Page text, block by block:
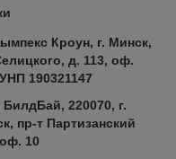
Кроун, г. Минск,
д. 113, оф.
190321147
220070, г.
пр-т Партизанский
10